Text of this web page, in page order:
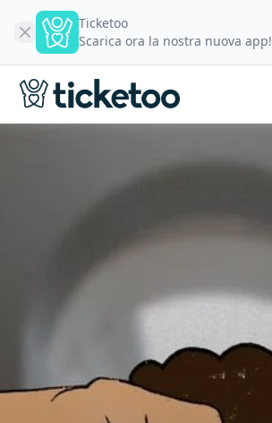
Ticketoo
Scarica ora la nostra nuova app!